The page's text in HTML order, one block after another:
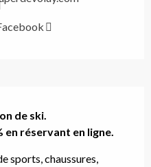
de ski.
en réservant en ligne.
sports, chaussures,